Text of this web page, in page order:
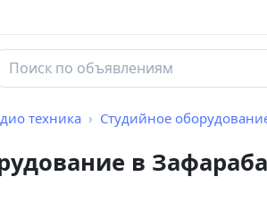
техника Студийное
в